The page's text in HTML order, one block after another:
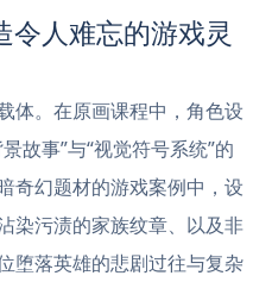
人难忘的游戏灵
体。在原画课程中，角色设
故事”与“视觉符号系统”的
奇幻题材的游戏案例中，设
染污渍的家族纹章、以及非
堕落英雄的悲剧过往与复杂